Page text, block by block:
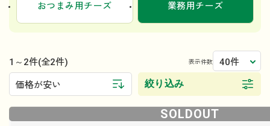
おつまみ用チーズ 業務用チーズ
1～2件(全2件) 表示件数 40件
価格が安い 絞り込み
SOLDOUT